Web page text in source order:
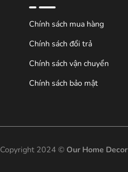
Chính sách mua hàng
Chính sách đổi trả
Chính sách vận chuyển
Chính sách bảo mật
Copyright 2024 © Our Home Decor